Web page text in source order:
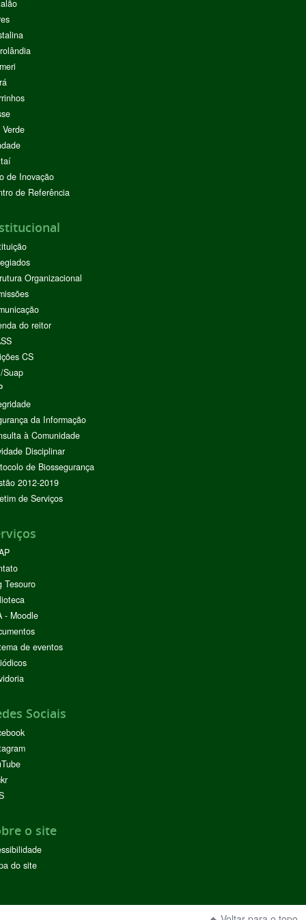
de Inovação
de Referência
Organizacional
do reitor
CS
Suap
da Informação
à Comunidade
Disciplinar
de Biossegurança
2012-2019
de Serviços
Tesouro
- Moodle
de eventos
Sociais
o site
do site